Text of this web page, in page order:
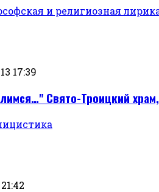
и религиозная
17:39
Свято-Троицкий